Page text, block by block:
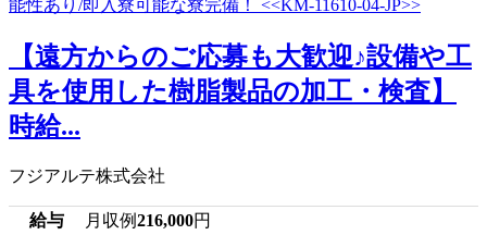
【遠方からのご応募も大歓迎♪設備や工
具を使用した樹脂製品の加工・検査】
時給...
フジアルテ株式会社
給与 月収例216,000円